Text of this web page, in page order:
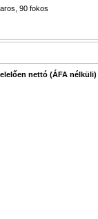
90 fokos
nettó (ÁFA nélküli)